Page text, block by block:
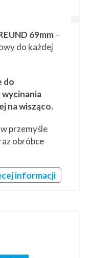
69mm–
do każdej
do
wycinania
na wisząco.
przemyśle
obróbce
informacji